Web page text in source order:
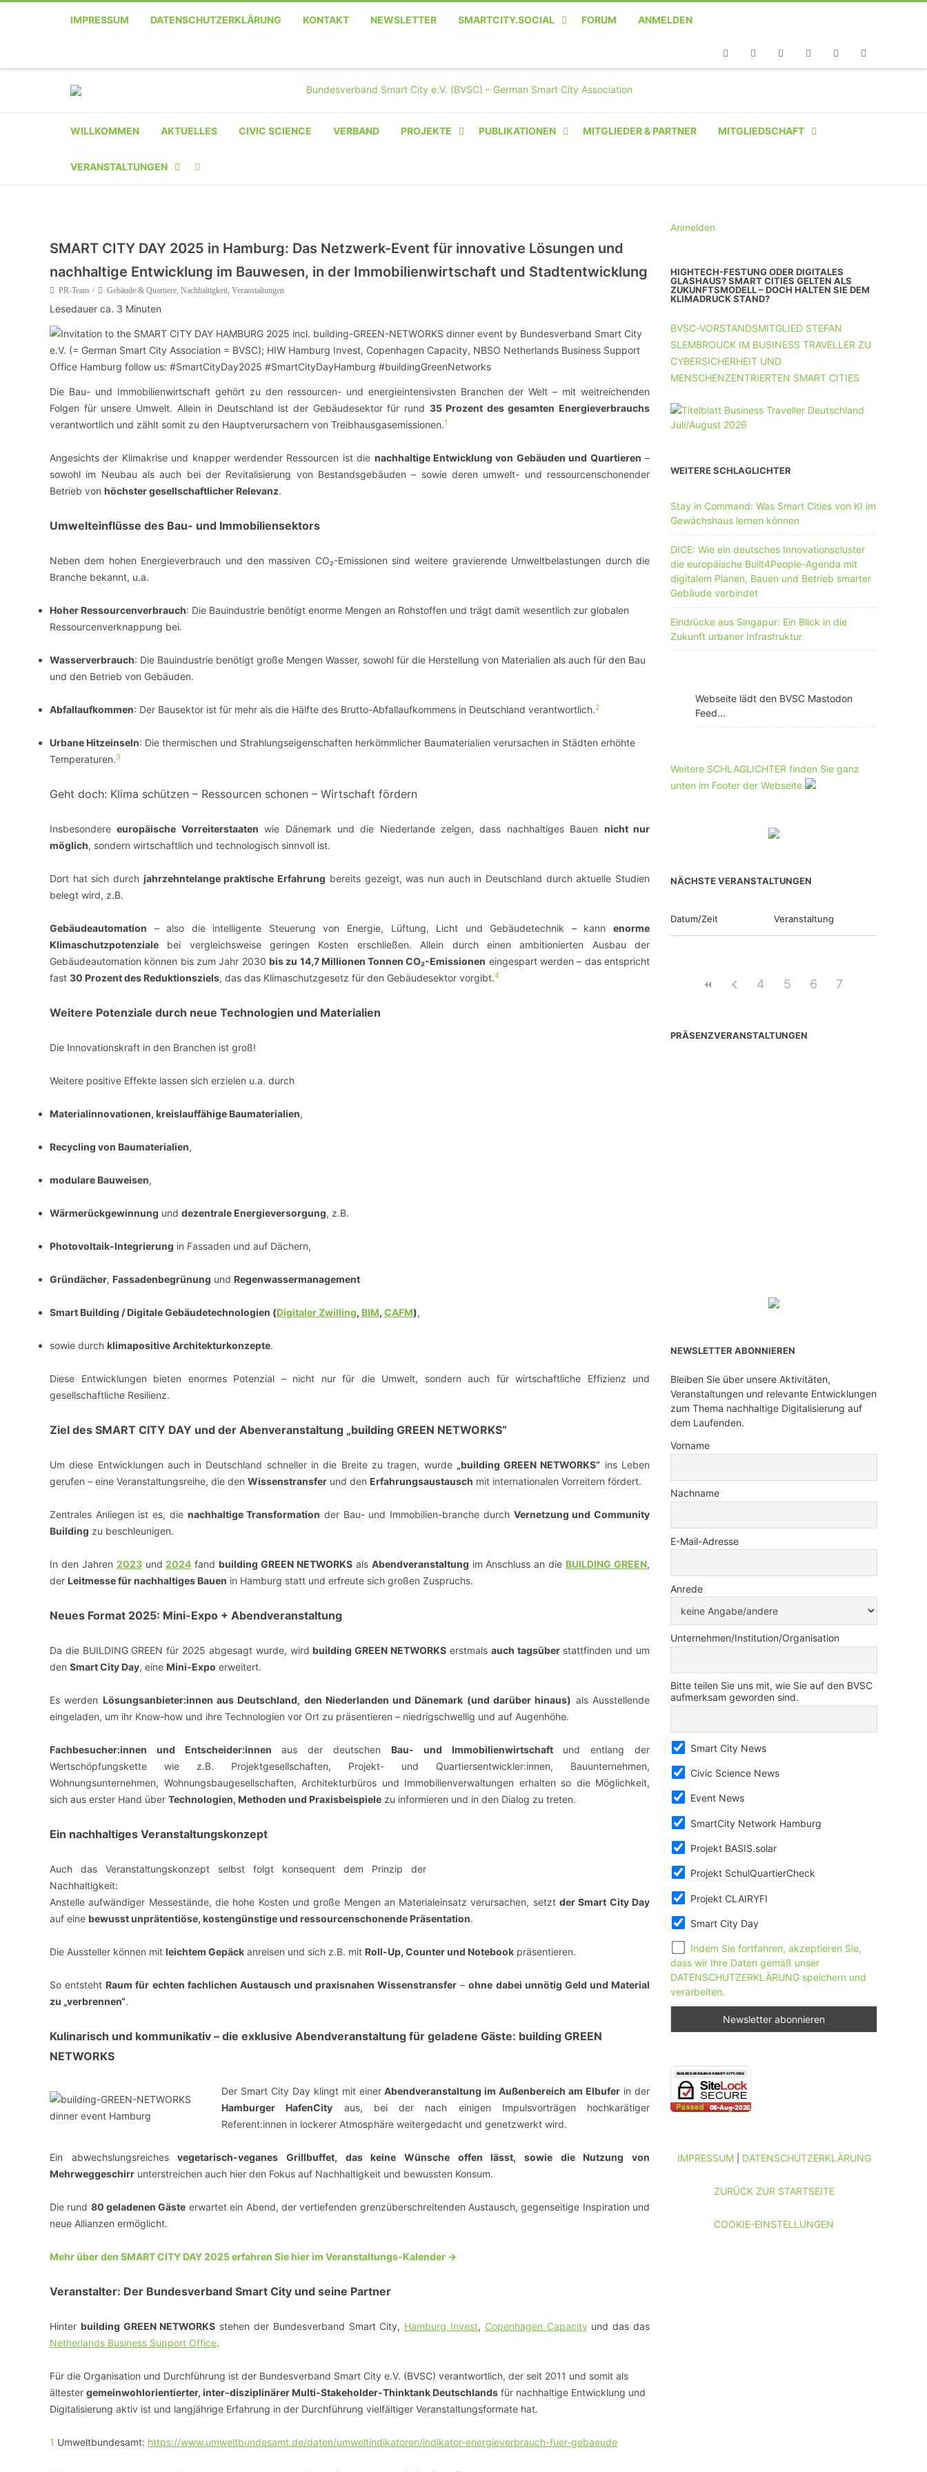
IMPRESSUM DATENSCHUTZERKLÄRUNG KONTAKT NEWSLETTER SMARTCITY.SOCIAL FORUM ANMELDEN
WILLKOMMEN AKTUELLES CIVIC SCIENCE VERBAND PROJEKTE
BUILDINGS
SMART CHARITIES
UPSCHOOLING
PUBLIKATIONEN MITGLIEDER & PARTNER MITGLIEDSCHAFT
UNTERNEHMEN BIS 10 MA
UNTERNEHMEN AB 51 MA
VERANSTALTUNGEN
REGISTRIERUNG
VERANSTALTUNG
EINREICHEN
VERANSTALTUNGSORTE
SMART CITY DAY 2025 in Hamburg: Das Netzwerk-Event für innovative Lösungen und
nachhaltige Entwicklung im Bauwesen, in der Immobilienwirtschaft und Stadtentwicklung
PR-Team Gebäude & Quartiere, Nachhaltigkeit, Veranstaltungen
Lesedauer ca. 3 Minuten
Die Bau- und Immobilienwirtschaft gehört zu den ressourcen- und energieintensivsten Branchen der Welt – mit weitreichenden
Folgen für unsere Umwelt. Allein in Deutschland ist der Gebäudesektor für rund 35 Prozent des gesamten Energieverbrauchs
verantwortlich und zählt somit zu den Hauptverursachern von Treibhausgasemissionen.1
Angesichts der Klimakrise und knapper werdender Ressourcen ist die nachhaltige Entwicklung von Gebäuden und Quartieren –
sowohl im Neubau als auch bei der Revitalisierung von Bestandsgebäuden – sowie deren umwelt- und ressourcenschonender
Betrieb von höchster gesellschaftlicher Relevanz.
Umwelteinflüsse des Bau- und Immobiliensektors
Neben dem hohen Energieverbrauch und den massiven CO₂-Emissionen sind weitere gravierende Umweltbelastungen durch die
Branche bekannt, u.a.
Hoher Ressourcenverbrauch: Die Bauindustrie benötigt enorme Mengen an Rohstoffen und trägt damit wesentlich zur globalen
Ressourcenverknappung bei.
Wasserverbrauch: Die Bauindustrie benötigt große Mengen Wasser, sowohl für die Herstellung von Materialien als auch für den Bau
und den Betrieb von Gebäuden.
Abfallaufkommen: Der Bausektor ist für mehr als die Hälfte des Brutto-Abfallaufkommens in Deutschland verantwortlich.2
Urbane Hitzeinseln: Die thermischen und Strahlungseigenschaften herkömmlicher Baumaterialien verursachen in Städten erhöhte
Temperaturen.3
Geht doch: Klima schützen – Ressourcen schonen – Wirtschaft fördern
Insbesondereeuropäische Vorreiterstaaten wie Dänemark und die Niederlande zeigen, dass nachhaltiges Bauen nicht nur
möglich, sondern wirtschaftlich und technologisch sinnvoll ist.
Dort hat sich durch jahrzehntelange praktische Erfahrung bereits gezeigt, was nun auch in Deutschland durch aktuelle Studien
belegt wird, z.B.
Gebäudeautomation – also die intelligente Steuerung von Energie, Lüftung, Licht und Gebäudetechnik – kann enorme
Klimaschutzpotenziale bei vergleichsweise geringen Kosten erschließen. Allein durch einen ambitionierten Ausbau der
Gebäudeautomation können bis zum Jahr 2030 bis zu 14,7 Millionen Tonnen CO₂-Emissionen eingespart werden – das entspricht
fast 30 Prozent des Reduktionsziels, das das Klimaschutzgesetz für den Gebäudesektor vorgibt.4
Weitere Potenziale durch neue Technologien und Materialien
Die Innovationskraft in den Branchen ist groß!
Weitere positive Effekte lassen sich erzielen u.a. durch
Materialinnovationen, kreislauffähige Baumaterialien,
Recycling von Baumaterialien,
modulare Bauweisen,
Wärmerückgewinnung und dezentrale Energieversorgung, z.B.
Photovoltaik-Integrierung in Fassaden und auf Dächern,
Gründächer, Fassadenbegrünung und Regenwassermanagement
Smart Building / Digitale Gebäudetechnologien (Digitaler Zwilling, BIM, CAFM),
sowie durch klimapositive Architekturkonzepte.
Diese Entwicklungen bieten enormes Potenzial – nicht nur für die Umwelt, sondern auch für wirtschaftliche Effizienz und
gesellschaftliche Resilienz.
Ziel des SMART CITY DAY und der Abenveranstaltung „building GREEN NETWORKS“
Um diese Entwicklungen auch in Deutschland schneller in die Breite zu tragen, wurde „building GREEN NETWORKS“ ins Leben
gerufen – eine Veranstaltungsreihe, die den Wissenstransfer und den Erfahrungsaustausch mit internationalen Vorreitern fördert.
Zentrales Anliegen ist es, die nachhaltige Transformation der Bau- und Immobilien-branche durch Vernetzung und Community
Building zu beschleunigen.
In den Jahren 2023und2024 fand building GREEN NETWORKSals Abendveranstaltung im Anschluss an die BUILDING GREEN,
der Leitmesse für nachhaltiges Bauen in Hamburg statt und erfreute sich großen Zuspruchs.
Neues Format 2025: Mini-Expo + Abendveranstaltung
Da die BUILDING GREEN für 2025 abgesagt wurde, wird building GREEN NETWORKS erstmals auch tagsüberstattfinden und um
den Smart City Day, eine Mini-Expo erweitert.
Es werden Lösungsanbieter:innen aus Deutschland, den Niederlanden und Dänemark (und darüber hinaus) als Ausstellende
eingeladen, um ihr Know-how und ihre Technologien vor Ort zu präsentieren – niedrigschwellig und auf Augenhöhe.
Fachbesucher:innen und Entscheider:innen aus der deutschen Bau- und Immobilienwirtschaftund entlang der
Wertschöpfungskette wie z.B. Projektgesellschaften, Projekt- und Quartiersentwickler:innen, Bauunternehmen,
Wohnungsunternehmen, Wohnungsbaugesellschaften, Architekturbüros und Immobilienverwaltungen erhalten so die Möglichkeit,
sich aus erster Hand über Technologien, Methoden und Praxisbeispiele zu informieren und in den Dialog zu treten.
Ein nachhaltiges Veranstaltungskonzept
Auch das Veranstaltungskonzept selbst folgt konsequent dem Prinzip der
Nachhaltigkeit:
Anstelle aufwändiger Messestände, die hohe Kosten und große Mengen an Materialeinsatz verursachen, setztder Smart City Day
auf eine bewusst unprätentiöse, kostengünstige und ressourcenschonende Präsentation.
Die Aussteller können mit leichtem Gepäck anreisen und sich z.B. mit Roll-Up, Counter und Notebook präsentieren.
So entsteht Raum für echten fachlichen Austausch und praxisnahen Wissenstransfer –ohne dabei unnötig Geld und Material
zu „verbrennen“.
Kulinarisch und kommunikativ – die exklusive Abendveranstaltung für geladene Gäste: building GREEN
NETWORKS
Der Smart City Day klingt mit einerAbendveranstaltung im Außenbereich am Elbufer in der
Hamburger HafenCity aus, bei der nach einigen Impulsvorträgen hochkarätiger
Referent:innen in lockerer Atmosphäre weitergedacht und genetzwerkt wird.
Ein abwechslungsreichesvegetarisch-veganes Grillbuffet, das keine Wünsche offen lässt, sowie die Nutzung von
Mehrweggeschirr unterstreichen auch hier den Fokus auf Nachhaltigkeit und bewussten Konsum.
Die rund 80 geladenen Gäste erwartet ein Abend, der vertiefenden grenzüberschreitenden Austausch, gegenseitige Inspiration und
neue Allianzen ermöglicht.
Mehr über den SMART CITY DAY 2025 erfahren Sie hier im Veranstaltungs-Kalender ->
Veranstalter: Der Bundesverband Smart City und seine Partner
Hinter building GREEN NETWORKS stehen der Bundesverband Smart City, Hamburg Invest, Copenhagen Capacity und das das
Netherlands Business Support Office.
Für die Organisation und Durchführung ist der Bundesverband Smart City e.V. (BVSC) verantwortlich, der seit 2011 und somit als
ältester gemeinwohlorientierter, inter-disziplinärer Multi-Stakeholder-Thinktank Deutschlands für nachhaltige Entwicklung und
Digitalisierung aktiv ist und langjährige Erfahrung in der Durchführung vielfältiger Veranstaltungsformate hat.
1 Umweltbundesamt: https://www.umweltbundesamt.de/daten/umweltindikatoren/indikator-energieverbrauch-fuer-gebaeude
Anmelden
HIGHTECH-FESTUNG ODER DIGITALES
GLASHAUS? SMART CITIES GELTEN ALS
ZUKUNFTSMODELL – DOCH HALTEN SIE DEM
KLIMADRUCK STAND?
BVSC-VORSTANDSMITGLIED STEFAN
SLEMBROUCK IM BUSINESS TRAVELLER ZU
CYBERSICHERHEIT UND
MENSCHENZENTRIERTEN SMART CITIES
WEITERE SCHLAGLICHTER
Stay in Command: Was Smart Cities von KI im
Gewächshaus lernen können
DICE: Wie ein deutsches Innovationscluster
die europäische Built4People-Agenda mit
digitalem Planen, Bauen und Betrieb smarter
Gebäude verbindet
Eindrücke aus Singapur: Ein Blick in die
Zukunft urbaner Infrastruktur
Webseite lädt den BVSC Mastodon
Feed...
Weitere SCHLAGLICHTER finden Sie ganz
unten im Footer der Webseite
NÄCHSTE VERANSTALTUNGEN
Datum/Zeit Veranstaltung
4 5 6 7
PRÄSENZVERANSTALTUNGEN
NEWSLETTER ABONNIEREN
Bleiben Sie über unsere Aktivitäten,
Veranstaltungen und relevante Entwicklungen
zum Thema nachhaltige Digitalisierung auf
dem Laufenden.
Vorname
Nachname
E-Mail-Adresse
Anrede
Unternehmen/Institution/Organisation
Bitte teilen Sie uns mit, wie Sie auf den BVSC
aufmerksam geworden sind.
Smart City News
Civic Science News
Event News
SmartCity Network Hamburg
Projekt BASIS.solar
Projekt SchulQuartierCheck
Projekt CLAIRYFI
Smart City Day
Indem Sie fortfahren, akzeptieren Sie,
dass wir Ihre Daten gemäß unser
DATENSCHUTZERKLÄRUNG speichern und
verarbeiten.
IMPRESSUM| DATENSCHUTZERKLÄRUNG
ZURÜCK ZUR STARTSEITE
COOKIE-EINSTELLUNGEN